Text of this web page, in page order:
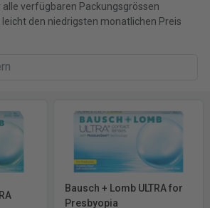
alle verfügbaren Packungsgrössen
den niedrigsten monatlichen Preis
Bausch + Lomb ULTRA for
Presbyopia